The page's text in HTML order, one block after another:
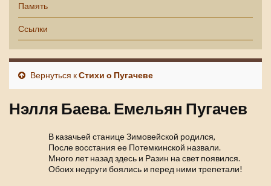
Память
Ссылки
Вернуться кСтихи о Пугачеве
Нэлля Баева. Емельян Пугачев
В казачьей станице Зимовейской родился,
После восстания ее Потемкинской назвали.
Много лет назад здесь и Разин на свет появился.
Обоих недруги боялись и перед ними трепетали!